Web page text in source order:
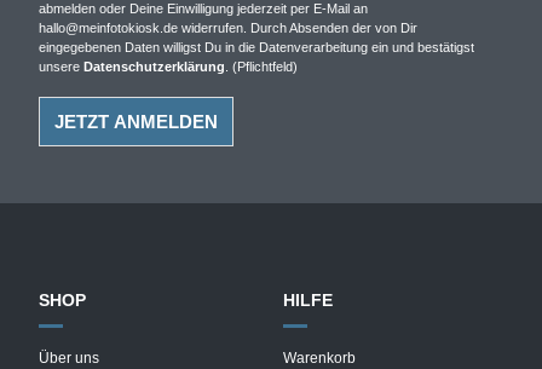
abmelden oder Deine Einwilligung jederzeit per E-Mail an
hallo@meinfotokiosk.de widerrufen. Durch Absenden der von Dir
eingegebenen Daten willigst Du in die Datenverarbeitung ein und bestätigst
unsereDatenschutzerklärung . (Pflichtfeld)
SHOP
Über uns
HILFE
Warenkorb